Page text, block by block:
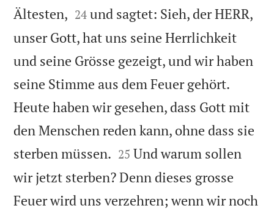
Ältesten, 

24 und sagtet: Sieh, der HERR,
unser Gott, hat uns seine Herrlichkeit
und seine Grösse gezeigt, und wir haben
seine Stimme aus dem Feuer gehört.
Heute haben wir gesehen, dass Gott mit
den Menschen reden kann, ohne dass sie
sterben müssen. 

25 Und warum sollen
wir jetzt sterben? Denn dieses grosse
Feuer wird uns verzehren; wenn wir noch